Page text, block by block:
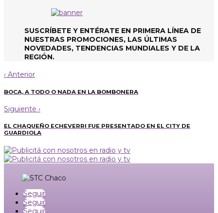
SUSCRÍBETE Y ENTÉRATE EN PRIMERA LÍNEA DE
NUESTRAS PROMOCIONES, LAS ÚLTIMAS
NOVEDADES, TENDENCIAS MUNDIALES Y DE LA
REGIÓN.
‹ Anterior
BOCA, A TODO O NADA EN LA BOMBONERA
Siguiente ›
EL CHAQUEÑO ECHEVERRI FUE PRESENTADO EN EL CITY DE
GUARDIOLA
Seguir
Seguir